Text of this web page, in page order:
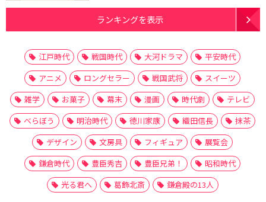
ランキングを表示
江戸時代 戦国時代 大河ドラマ
平安時代
アニメ
ロングセラー 戦国武将
スイーツ
雑学
お菓子 幕末 漫画 時代劇
テレビ
べらぼう
明治時代 徳川家康 織田信長
抹茶
デザイン
文房具 フィギュア
展覧会
鎌倉時代
豊臣秀吉 豊臣兄弟！
昭和時代
光る君へ
葛飾北斎 鎌倉殿の13人